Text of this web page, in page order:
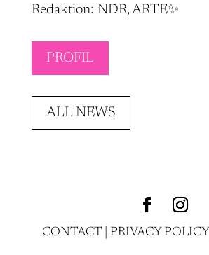
Redaktion: NDR, ARTE✨
PROFIL
ALL NEWS
CONTACT |PRIVACY POLICY